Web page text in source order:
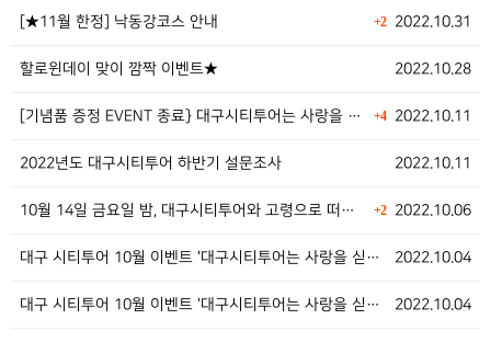
+22022.10.31
[★11월 한정] 낙동강코스 안내
2022.10.28
할로윈데이 맞이 깜짝 이벤트★
+42022.10.11
[기념품 증정 EVENT 종료} 대구시티투어는 사랑을 …
2022.10.11
2022년도 대구시티투어 하반기 설문조사
+22022.10.06
10월 14일 금요일 밤, 대구시티투어와 고령으로 떠나…
2022.10.04
대구 시티투어 10월 이벤트 '대구시티투어는 사랑을 싣…
2022.10.04
대구 시티투어 10월 이벤트 '대구시티투어는 사랑을 싣…